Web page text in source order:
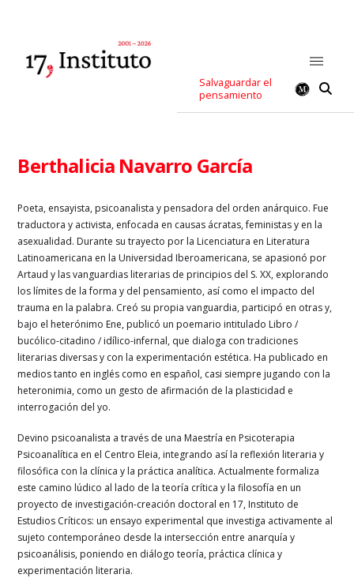
Salvaguardar el
pensamiento
Berthalicia Navarro García
Poeta, ensayista, psicoanalista y pensadora del orden anárquico. Fue
traductora y activista, enfocada en causas ácratas, feministas y en la
asexualidad. Durante su trayecto por la Licenciatura en Literatura
Latinoamericana en la Universidad Iberoamericana, se apasionó por
Artaud y las vanguardias literarias de principios del S. XX, explorando
los límites de la forma y del pensamiento, así como el impacto del
trauma en la palabra. Creó su propia vanguardia, participó en otras y,
bajo el heterónimo Ene, publicó un poemario intitulado Libro /
bucólico-citadino / idílico-infernal, que dialoga con tradiciones
literarias diversas y con la experimentación estética. Ha publicado en
medios tanto en inglés como en español, casi siempre jugando con la
heteronimia, como un gesto de afirmación de la plasticidad e
interrogación del yo.
Devino psicoanalista a través de una Maestría en Psicoterapia
Psicoanalítica en el Centro Eleia, integrando así la reflexión literaria y
filosófica con la clínica y la práctica analítica. Actualmente formaliza
este camino lúdico al lado de la teoría crítica y la filosofía en un
proyecto de investigación-creación doctoral en 17, Instituto de
Estudios Críticos: un ensayo experimental que investiga activamente al
sujeto contemporáneo desde la intersección entre anarquía y
psicoanálisis, poniendo en diálogo teoría, práctica clínica y
experimentación literaria.